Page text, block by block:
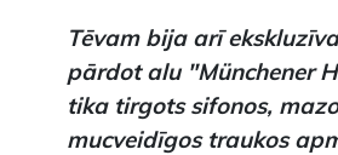
Tēvam bija arī
pārdot alu "Münchener
tika tirgots sifonos,
mucveidīgos traukos